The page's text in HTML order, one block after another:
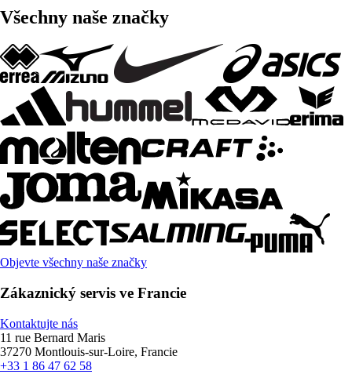
Všechny naše značky
Objevte všechny naše značky
Zákaznický servis ve Francie
Kontaktujte nás
11 rue Bernard Maris
37270 Montlouis-sur-Loire, Francie
+33 1 86 47 62 58